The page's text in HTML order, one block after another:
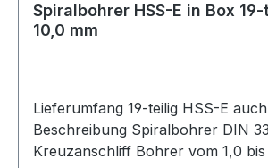
Spiralbohrer HSS-E in Box
10,0 mm
Lieferumfang 19-teilig HSS-E auch für Edelstahl
Beschreibung Spiralbohrer DIN 338 HSS-
Kreuzanschliff Bohrer vom 1,0 bis 10,1 mm in 0,5